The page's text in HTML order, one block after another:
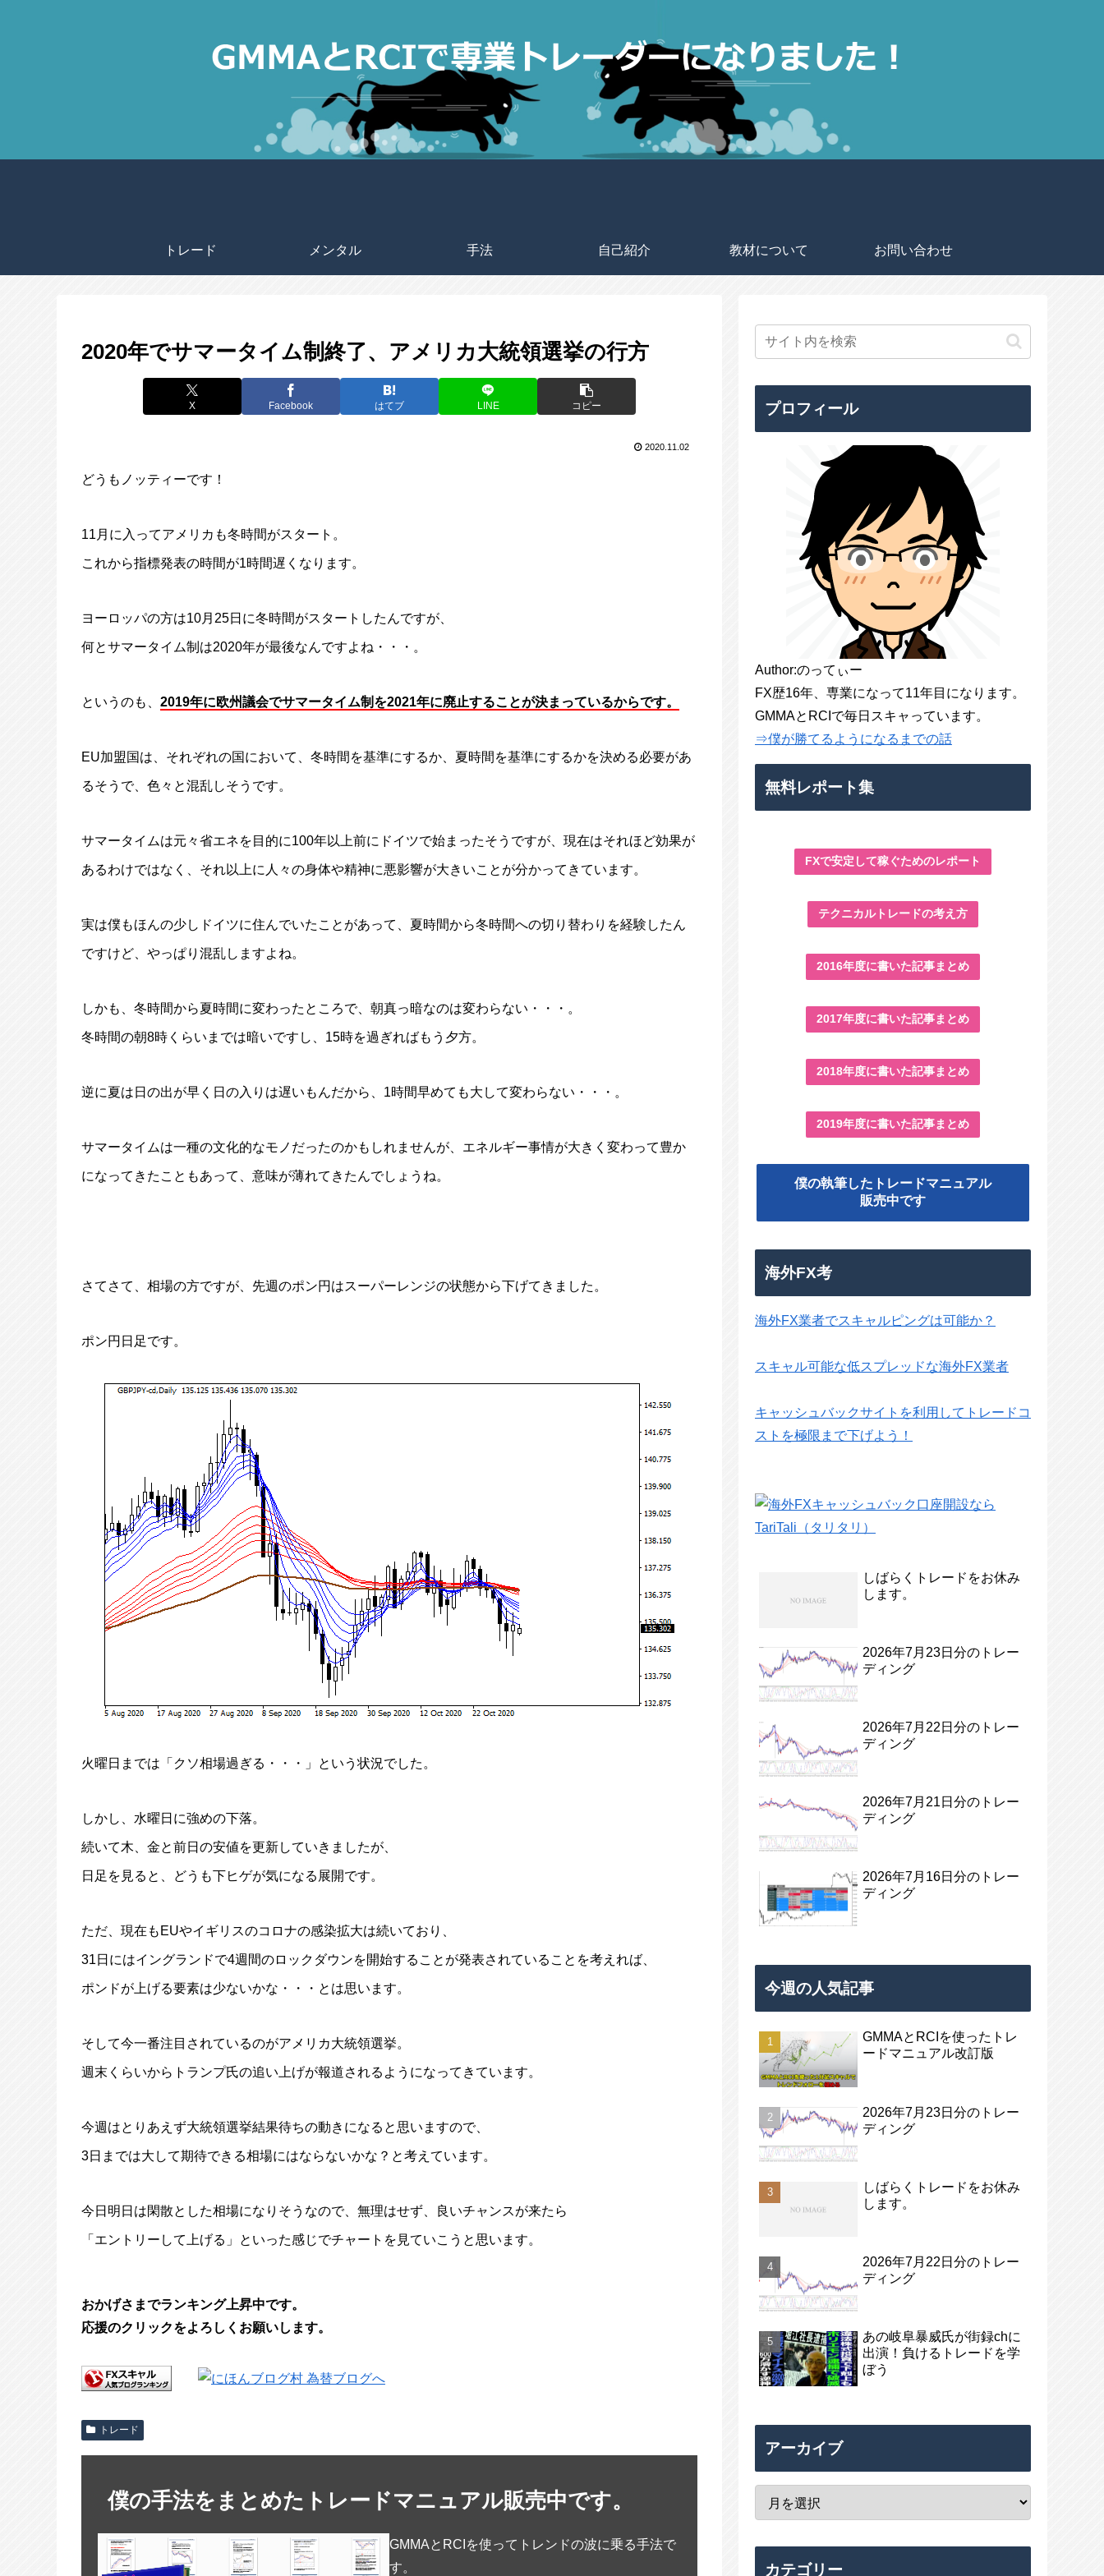
トレード メンタル 手法 自己紹介 教材について お問い合わせ
2020年でサマータイム制終了、アメリカ大統領選挙の行方
X Facebook はてブ LINE コピー
2020.11.02
どうもノッティーです！
11月に入ってアメリカも冬時間がスタート。
これから指標発表の時間が1時間遅くなります。
ヨーロッパの方は10月25日に冬時間がスタートしたんですが、
何とサマータイム制は2020年が最後なんですよね・・・。
というのも、 2019年に欧州議会でサマータイム制を2021年に廃止することが決まっているからです。
EU加盟国は、それぞれの国において、冬時間を基準にするか、夏時間を基準にするかを決める必要があ
るそうで、色々と混乱しそうです。
サマータイムは元々省エネを目的に100年以上前にドイツで始まったそうですが、現在はそれほど効果が
あるわけではなく、それ以上に人々の身体や精神に悪影響が大きいことが分かってきています。
実は僕もほんの少しドイツに住んでいたことがあって、夏時間から冬時間への切り替わりを経験したん
ですけど、やっぱり混乱しますよね。
しかも、冬時間から夏時間に変わったところで、朝真っ暗なのは変わらない・・・。
冬時間の朝8時くらいまでは暗いですし、15時を過ぎればもう夕方。
逆に夏は日の出が早く日の入りは遅いもんだから、1時間早めても大して変わらない・・・。
サマータイムは一種の文化的なモノだったのかもしれませんが、エネルギー事情が大きく変わって豊か
になってきたこともあって、意味が薄れてきたんでしょうね。
さてさて、相場の方ですが、先週のポン円はスーパーレンジの状態から下げてきました。
ポン円日足です。
火曜日までは「クソ相場過ぎる・・・」という状況でした。
しかし、水曜日に強めの下落。
続いて木、金と前日の安値を更新していきましたが、
日足を見ると、どうも下ヒゲが気になる展開です。
ただ、現在もEUやイギリスのコロナの感染拡大は続いており、
31日にはイングランドで4週間のロックダウンを開始することが発表されていることを考えれば、
ポンドが上げる要素は少ないかな・・・とは思います。
そして今一番注目されているのがアメリカ大統領選挙。
週末くらいからトランプ氏の追い上げが報道されるようになってきています。
今週はとりあえず大統領選挙結果待ちの動きになると思いますので、
3日までは大して期待できる相場にはならないかな？と考えています。
今日明日は閑散とした相場になりそうなので、無理はせず、良いチャンスが来たら
「エントリーして上げる」といった感じでチャートを見ていこうと思います。
おかげさまでランキング上昇中です。
応援のクリックをよろしくお願いします。
トレード
僕の手法をまとめたトレードマニュアル販売中です。
GMMAとRCIを使ってトレンドの波に乗る手法で
す。
プロフィール
Author:のってぃー
FX歴16年、専業になって11年目になります。
GMMAとRCIで毎日スキャっています。
⇒僕が勝てるようになるまでの話
無料レポート集
FXで安定して稼ぐためのレポート
テクニカルトレードの考え方
2016年度に書いた記事まとめ
2017年度に書いた記事まとめ
2018年度に書いた記事まとめ
2019年度に書いた記事まとめ
僕の執筆したトレードマニュアル
販売中です
海外FX考
海外FX業者でスキャルピングは可能か？
スキャル可能な低スプレッドな海外FX業者
キャッシュバックサイトを利用してトレードコ
ストを極限まで下げよう！
しばらくトレードをお休み
します。
2026年7月23日分のトレー
ディング
2026年7月22日分のトレー
ディング
2026年7月21日分のトレー
ディング
2026年7月16日分のトレー
ディング
今週の人気記事
GMMAとRCIを使ったトレ
ードマニュアル改訂版
2026年7月23日分のトレー
ディング
しばらくトレードをお休み
します。
2026年7月22日分のトレー
ディング
あの岐阜暴威氏が街録chに
出演！負けるトレードを学
ぼう
アーカイブ
カテゴリー